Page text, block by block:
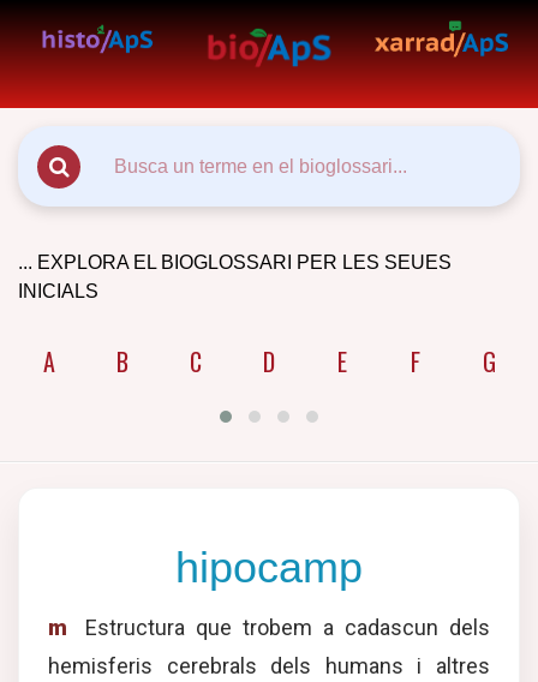
... EXPLORA EL BIOGLOSSARI PER LES SEUES
INICIALS
A B C D E F G
hipocamp
m
Estructura que trobem a cadascun dels
hemisferis cerebrals dels humans i altres